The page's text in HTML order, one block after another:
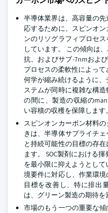
半導体業界は、高容量の
応するために、スピンオ
ンのリソグラフィプロセ
しています。 この傾向は
抗、およびサブ-7nmおよ
プロセスの柔軟性によっ
何学が縮み続けるように、
ステムが同時に複雑な構
の間に、製造の収縮の
い容積の収穫を保障します。
スピンオンカーボン材料
きは、半導体サプライチ
と持続可能性の目標の存
ます。 SOC製剤における
を最小限に抑えようとし
境要件に対応し、作業環
目標を改善し、特に排出
は、グリーン製造の期待を
市場のもう一つの重要な